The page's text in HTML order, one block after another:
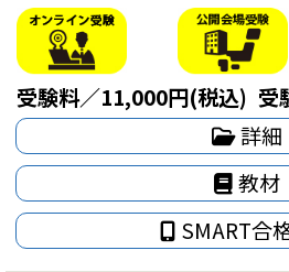
受験料／11,000円(税込) 受
詳細
教材
SMART合